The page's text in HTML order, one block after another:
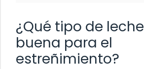
¿Qué tipo de
buena para el
estreñimiento?